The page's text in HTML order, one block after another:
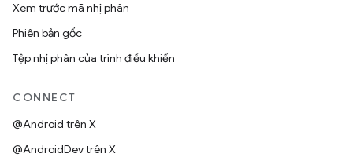
Xem trước mã nhị phân
Phiên bản gốc
Tệp nhị phân của trình điều khiển
CONNECT
@Android trên X
@AndroidDev trên X